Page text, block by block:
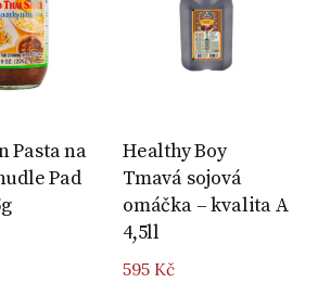
Pasta na
Pad
Healthy Boy
Tmavá sojová
omáčka – kvalita A
4,5ll
595 Kč